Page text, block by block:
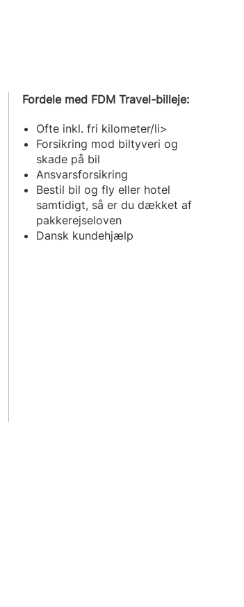
Fordele med FDM Travel-billeje:
Ofte inkl. fri kilometer/li>
Forsikring mod biltyveri og
skade på bil
Ansvarsforsikring
Bestil bil og fly eller hotel
samtidigt, så er du dækket af
pakkerejseloven
Dansk kundehjælp